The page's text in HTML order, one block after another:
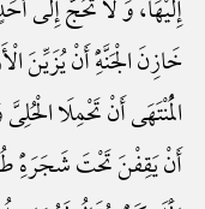
إِلَیْهَا، وَ لَا تَحُجُّ إِلَی
خَازِنَ الْجَنَّهًِْ أَنْ یُزَیِّنَ
الْمُنْتَهَی أَنْ تَحْمِلَا
أَنْ یَقِفْنَ تَحْتَ شَجَرَهًِْ